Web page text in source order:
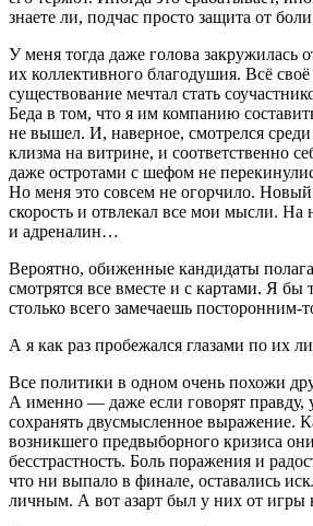
знаете ли, подчас просто защита от
У меня тогда даже голова закружилась
их коллективного благодушия. Всё своё
существование мечтал стать
Беда в том, что я им компанию
не вышел. И, наверное, смотрелся
клизма на витрине, и соответственно
даже остротами с шефом не
Но меня это совсем не огорчило.
скорость и отвлекал все мои мысли. На
и адреналин…
Вероятно, обиженные кандидаты
смотрятся все вместе и с картами. Я бы
столько всего замечаешь посторонним-
А я как раз пробежался глазами по их
Все политики в одном очень похожи
А именно — даже если говорят правду,
сохранять двусмысленное выражение.
возникшего предвыборного кризиса
бесстрастность. Боль поражения и
что ни выпало в финале, оставались
личным. А вот азарт был у них от игры